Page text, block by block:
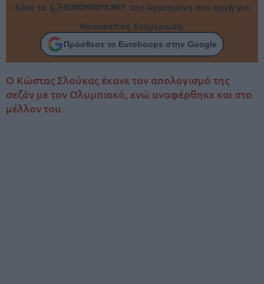
Κάνε το
την Αγαπημένη σου πηγή για
Μπασκετική Ενημέρωση.
Πρόσθεσε το Eurohoops στην Google
Ο Κώστας Σλούκας έκανε τον απολογισμό της
σεζόν με τον Ολυμπιακό, ενώ αναφέρθηκε και στο
μέλλον του.